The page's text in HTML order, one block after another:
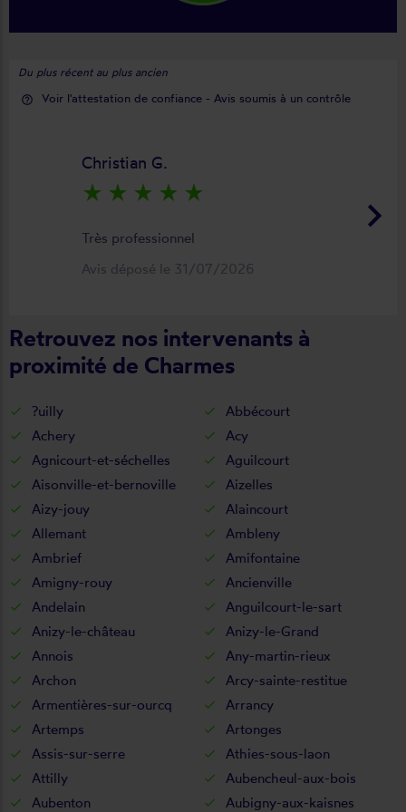
Du plus récent au plus ancien
help_outline Voir l'attestation de confiance - Avis soumis à un contrôle
keyboard_arrow_right
Christian G.
star_rate star_rate star_rate star_rate star_rate
Très professionnel
Avis déposé le 31/07/2026
Retrouvez nos intervenants à
proximité de Charmes
?uilly
Abbécourt
Achery
Acy
Agnicourt-et-séchelles
Aguilcourt
Aisonville-et-bernoville
Aizelles
Aizy-jouy
Alaincourt
Allemant
Ambleny
Ambrief
Amifontaine
Amigny-rouy
Ancienville
Andelain
Anguilcourt-le-sart
Anizy-le-château
Anizy-le-Grand
Annois
Any-martin-rieux
Archon
Arcy-sainte-restitue
Armentières-sur-ourcq
Arrancy
Artemps
Artonges
Assis-sur-serre
Athies-sous-laon
Attilly
Aubencheul-aux-bois
Aubenton
Aubigny-aux-kaisnes